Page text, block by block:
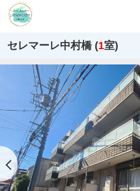
セレマーレ中村橋 (1室)